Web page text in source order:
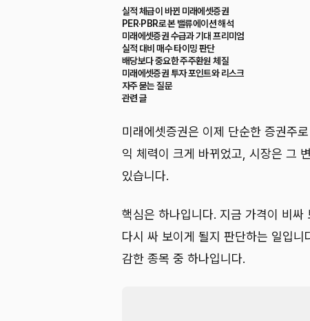
실적 체급이 바뀐 미래에셋증권
PER·PBR로 본 밸류에이션 해석
미래에셋증권 수급과 기대 프리미엄
실적 대비 매수 타이밍 판단
배당보다 중요한 주주환원 체질
미래에셋증권 투자 포인트와 리스크
자주 묻는 질문
관련 글
미래에셋증권은 이제 단순한 증권주
익 체력이 크게 바뀌었고, 시장은 그
있습니다.
핵심은 하나입니다. 지금 가격이 비
다시 싸 보이게 될지 판단하는 일입
감한 종목 중 하나입니다.